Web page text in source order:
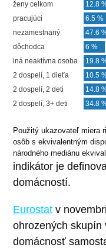
Použitý ukazovateľ miera
osôb s ekvivalentným
národného mediánu
indikátor je
domácností.
Eurostat v
ohrozených skupín
domácnosť